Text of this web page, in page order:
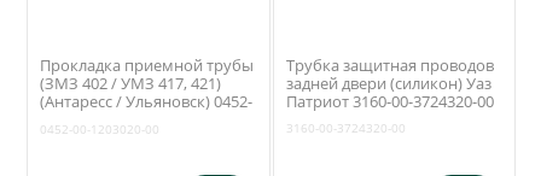
Прокладка приемной трубы
(ЗМЗ 402 / УМЗ 417, 421)
(Антаресс / Ульяновск) 0452-
0452-00-1203020-00
Трубка защитная проводов
задней двери (силикон) Уаз
Патриот 3160-00-3724320-00
3160-00-3724320-00